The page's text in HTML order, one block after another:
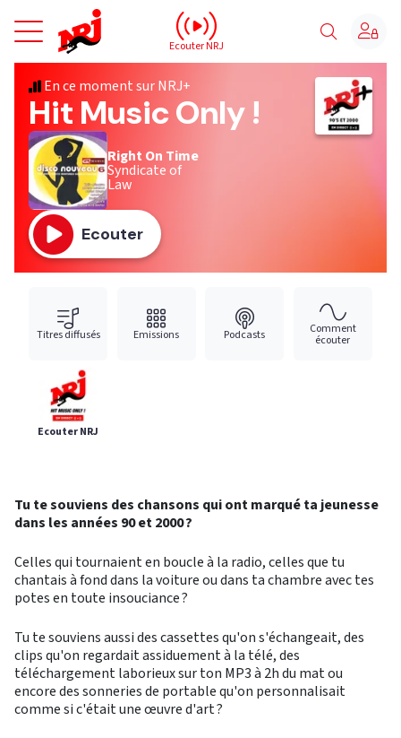
NRJ - Accueil
Ecouter NRJ
En ce moment sur NRJ+
Hit Music Only !
Right On Time
Syndicate of
Law
Ecouter
Titres diffusés Emissions Podcasts Comment
écouter
Ecouter NRJ
Tu te souviens des chansons qui ont marqué ta jeunesse
dans les années 90 et 2000 ?
Celles qui tournaient en boucle à la radio, celles que tu
chantais à fond dans la voiture ou dans ta chambre avec tes
potes en toute insouciance ?
Tu te souviens aussi des cassettes qu'on s'échangeait, des
clips qu'on regardait assiduement à la télé, des
téléchargement laborieux sur ton MP3 à 2h du mat ou
encore des sonneries de portable qu'on personnalisait
comme si c'était une œuvre d'art ?